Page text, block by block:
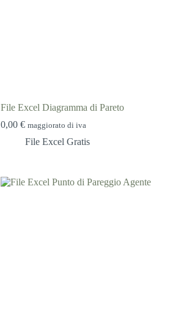
File Excel Diagramma di Pareto
0,00€ maggiorato di iva
File Excel Gratis